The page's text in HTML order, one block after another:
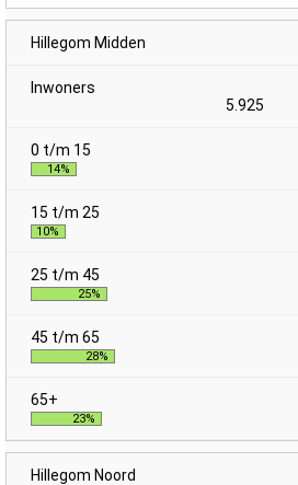
Hillegom Midden
5.925
14%
10%
25%
28%
23%
Hillegom Noord